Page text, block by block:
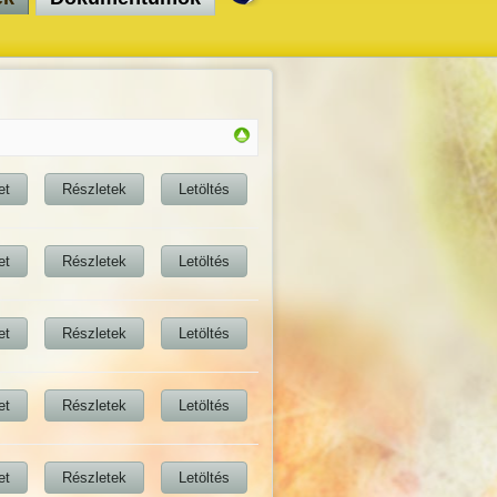
Letöltés
Részletek
Letöltés
Részletek
Letöltés
Részletek
Letöltés
Részletek
Letöltés
Részletek